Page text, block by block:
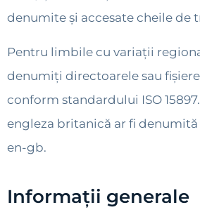
denumite și accesate cheile de
Pentru limbile cu variații
denumiți directoarele sau
conform standardului ISO
engleza britanică ar fi denumită
en-gb.
Informații generale